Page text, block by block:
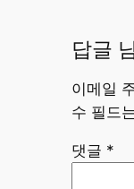
답글
이메일
수 필드
댓글 *